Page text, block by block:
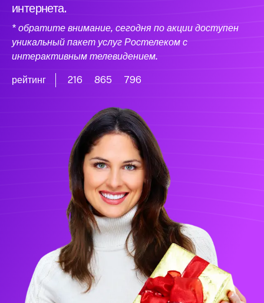
интернета.
* обратите внимание, сегодня по акции доступен
уникальный пакет услуг Ростелеком с
интерактивным телевидением.
рейтинг 216 865 796